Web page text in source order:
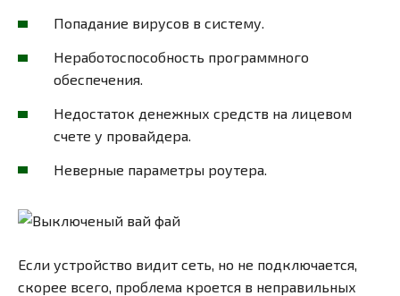
Попадание вирусов в систему.
Неработоспособность программного
обеспечения.
Недостаток денежных средств на лицевом
счете у провайдера.
Неверные параметры роутера.
Если устройство видит сеть, но не подключается,
скорее всего, проблема кроется в неправильных